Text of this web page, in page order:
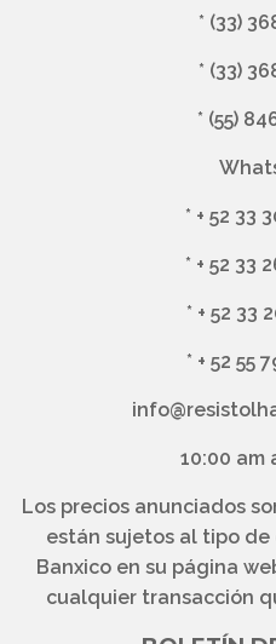
* (33)
* (33)
* (55)
* + 52 33
* + 52 33
* + 52 33
* + 52 55
10:00 am
Los precios anunciados
están sujetos al tipo
Banxico en su página
cualquier transacción